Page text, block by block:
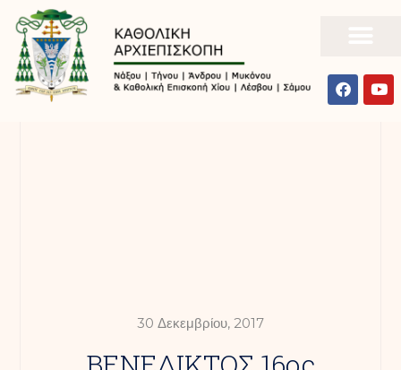
30 Δεκεμβρίου, 2017